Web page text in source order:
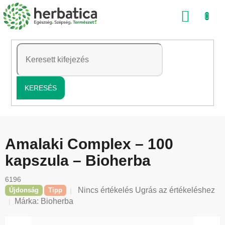
Ugrás
a
tartalomhoz
KERESÉS
Amalaki Complex – 100
kapszula – Bioherba
6196
Újdonság Tipp
A
Nincs értékelés Ugrás az értékeléshez
Márka: Bioherba